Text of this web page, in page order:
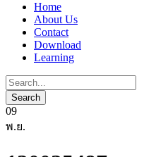
Home
About Us
Contact
Download
Learning
09
พ.ย.